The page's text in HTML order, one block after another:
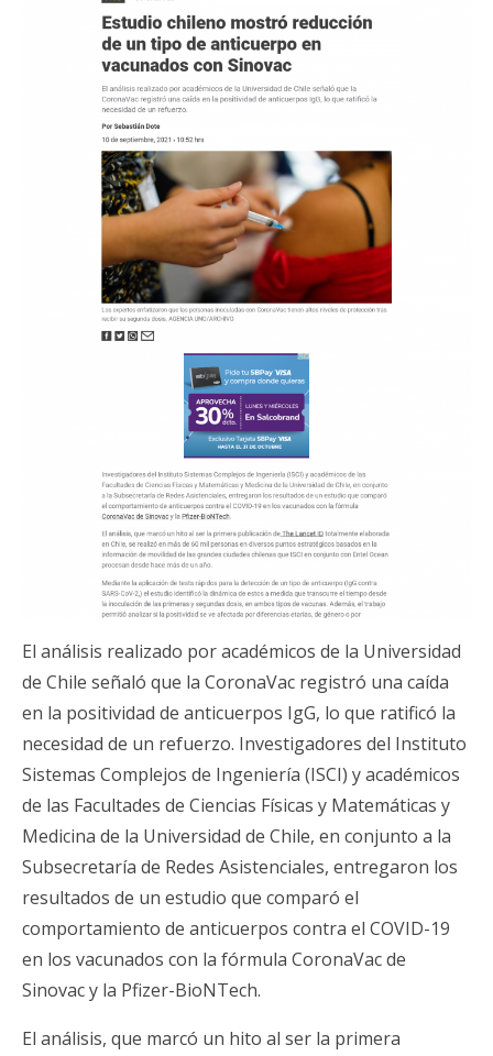
El análisis realizado por académicos de la Universidad
de Chile señaló que la CoronaVac registró una caída
en la positividad de anticuerpos IgG, lo que ratificó la
necesidad de un refuerzo. Investigadores del Instituto
Sistemas Complejos de Ingeniería (ISCI) y académicos
de las Facultades de Ciencias Físicas y Matemáticas y
Medicina de la Universidad de Chile, en conjunto a la
Subsecretaría de Redes Asistenciales, entregaron los
resultados de un estudio que comparó el
comportamiento de anticuerpos contra el COVID-19
en los vacunados con la fórmula CoronaVac de
Sinovac y la Pfizer-BioNTech.
El análisis, que marcó un hito al ser la primera